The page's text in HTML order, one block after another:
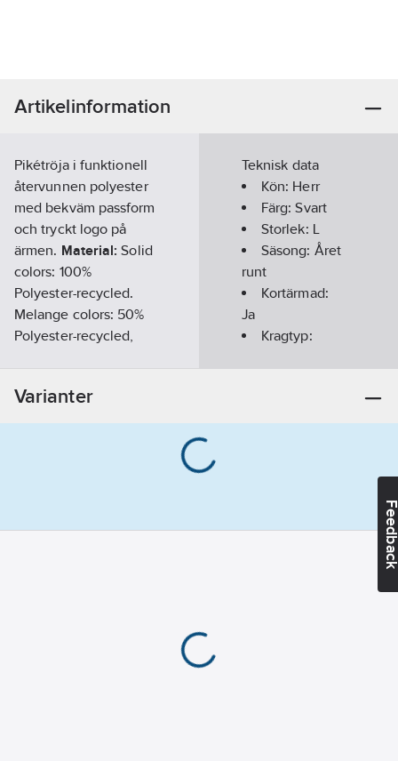
Artikelinformation
Pikétröja i funktionell
återvunnen polyester
med bekväm passform
och tryckt logo på
ärmen. Material:Solid
colors: 100%
Polyester-recycled.
Melange colors: 50%
Polyester-recycled,
•Återvunnen polyester
med bra fukttransport
artikelnr:
Teknisk data
Kön: Herr
Färg:Svart
Storlek: L
Säsong: Året
runt
Kortärmad:
Ja
Kragtyp:
Varianter